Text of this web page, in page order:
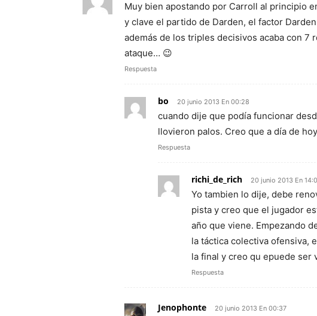
Muy bien apostando por Carroll al principio
y clave el partido de Darden, el factor
además de los triples decisivos acaba con
ataque… 😉
Respuesta
bo 20 junio 2013 En 00:28
cuando dije que podía funcionar
llovieron palos. Creo que a día de
Respuesta
richi_de_rich 20 junio 2013 En
Yo tambien lo dije, debe
pista y creo que el jugador
año que viene. Empezando
la táctica colectiva ofensiva,
la final y creo qu epuede ser
Respuesta
Jenophonte 20 junio 2013 En 00:37